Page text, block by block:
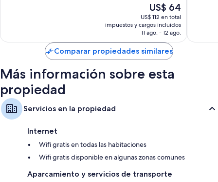
Baños con bañeras con ducha y artículos de tocador gratuitos
Smart TV con canales de televisión premium
Filtros de café/té reutilizables, kitchenettes y frigobares
El
precio
actual
es
de
US$ 64
US$ 64
US$ 112 en total
impuestos y cargos incluidos
11 ago. - 12 ago.
Comparar propiedades similares
Más información sobre esta
propiedad
Servicios en la propiedad
Internet
Wifi gratis en todas las habitaciones
Wifi gratis disponible en algunas zonas comunes
Aparcamiento y servicios de transporte